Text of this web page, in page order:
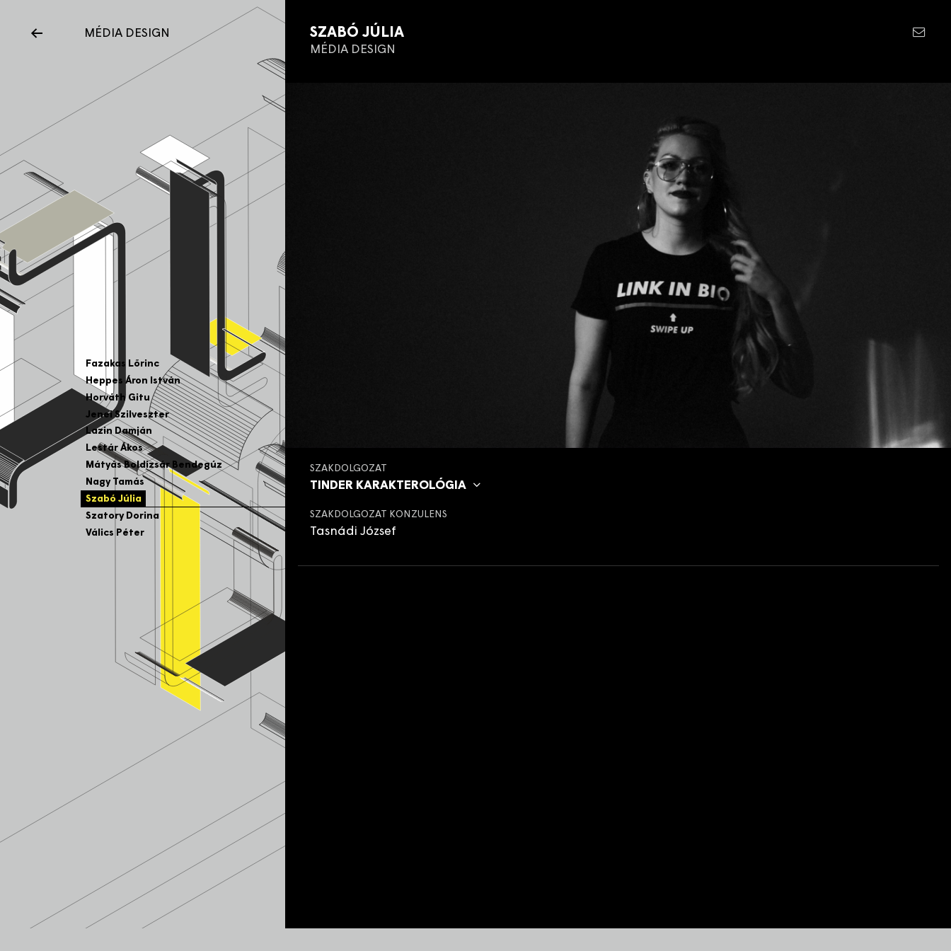
← MÉDIA DESIGN
Fazakas Lőrinc
Heppes Áron István
Horváth Gitu
Jenei Szilveszter
Lazin Damján
Lestár Ákos
Mátyás Boldizsár Bendegúz
Nagy Tamás
Szabó Júlia
Szatory Dorina
Válics Péter
SZABÓ JÚLIA
MÉDIA DESIGN
SZAKDOLGOZAT
TINDER KARAKTEROLÓGIA
SZAKDOLGOZAT KONZULENS
Tasnádi József